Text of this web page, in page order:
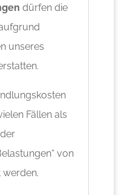
dürfen die
unseres
Fällen als
von